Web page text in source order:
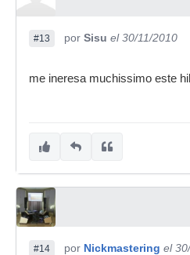
#13 por Sisu el 30/11/2010
me ineresa muchissimo este
#14 por Nickmastering el